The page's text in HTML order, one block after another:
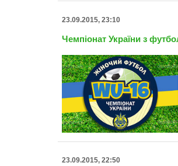
23.09.2015, 23:10
Чемпіонат України з
23.09.2015, 22:50